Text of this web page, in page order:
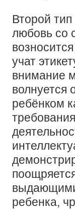
Второй
любовь со
учат
внимание
волнуется
ребёнком
ребенка,